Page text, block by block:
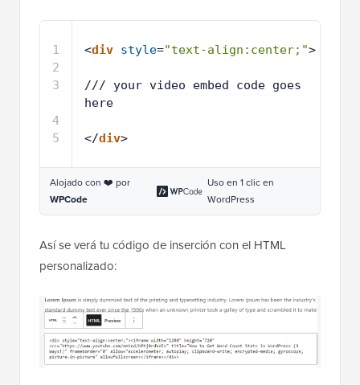
1
2
3
4
5
<div style="text-align:center;">
/// your video embed code goes
here
</div>
Alojado con ❤️ por
WPCode
Uso en 1 clic en
WordPress
Así se verá tu código de inserción con el HTML
personalizado: